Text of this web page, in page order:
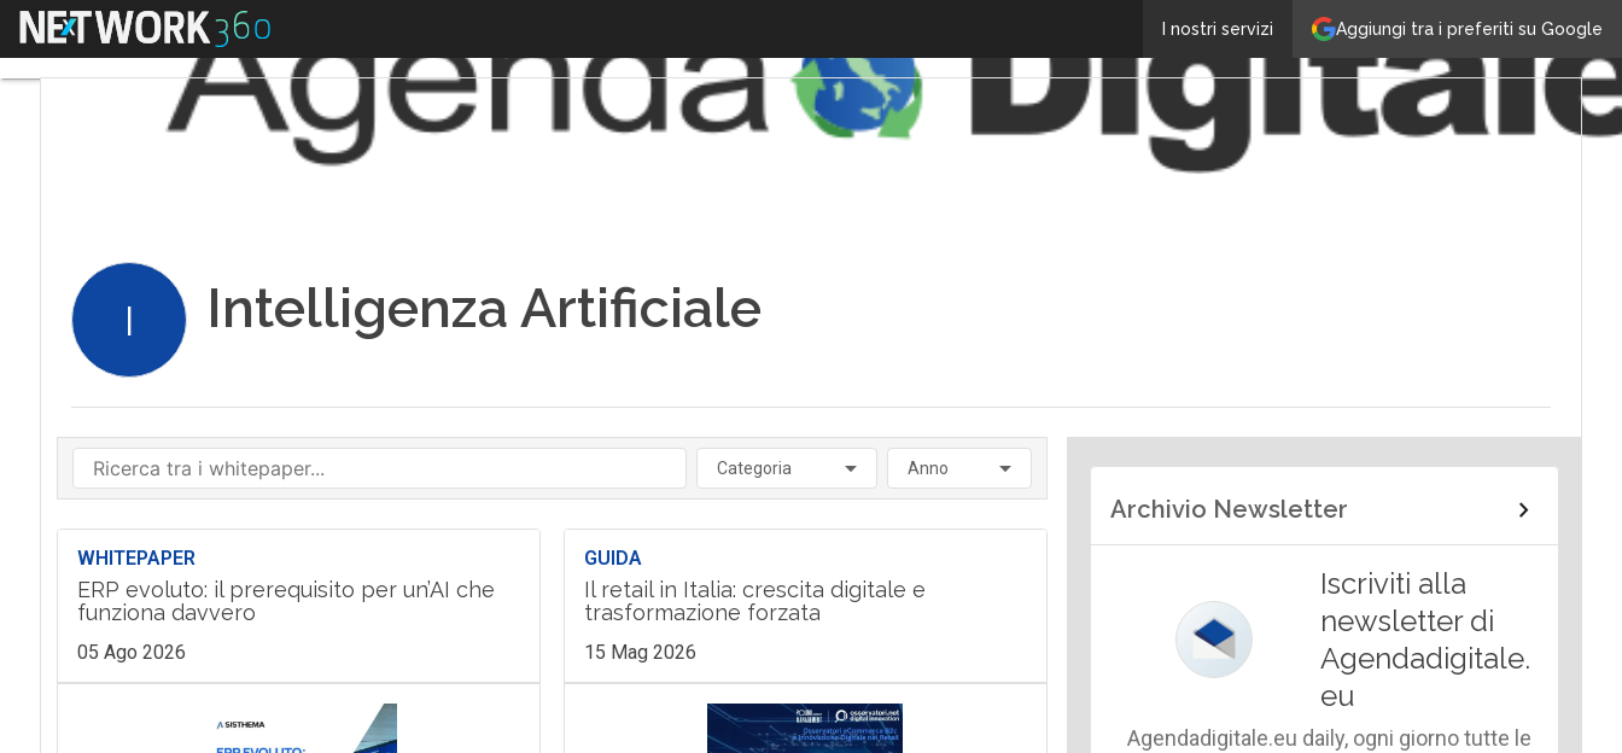
Aggiungi tra i preferiti su Google
I nostri servizi
Menu
I Intelligenza Artificiale
Categoria Anno
WHITEPAPER
ERP evoluto: il prerequisito per un’AI che
funziona davvero
05 Ago 2026
GUIDA
Il retail in Italia: crescita digitale e
trasformazione forzata
15 Mag 2026
Archivio Newsletter
Iscriviti alla
newsletter di
Agendadigitale.
eu
Agendadigitale.eu daily, ogni giorno tutte le